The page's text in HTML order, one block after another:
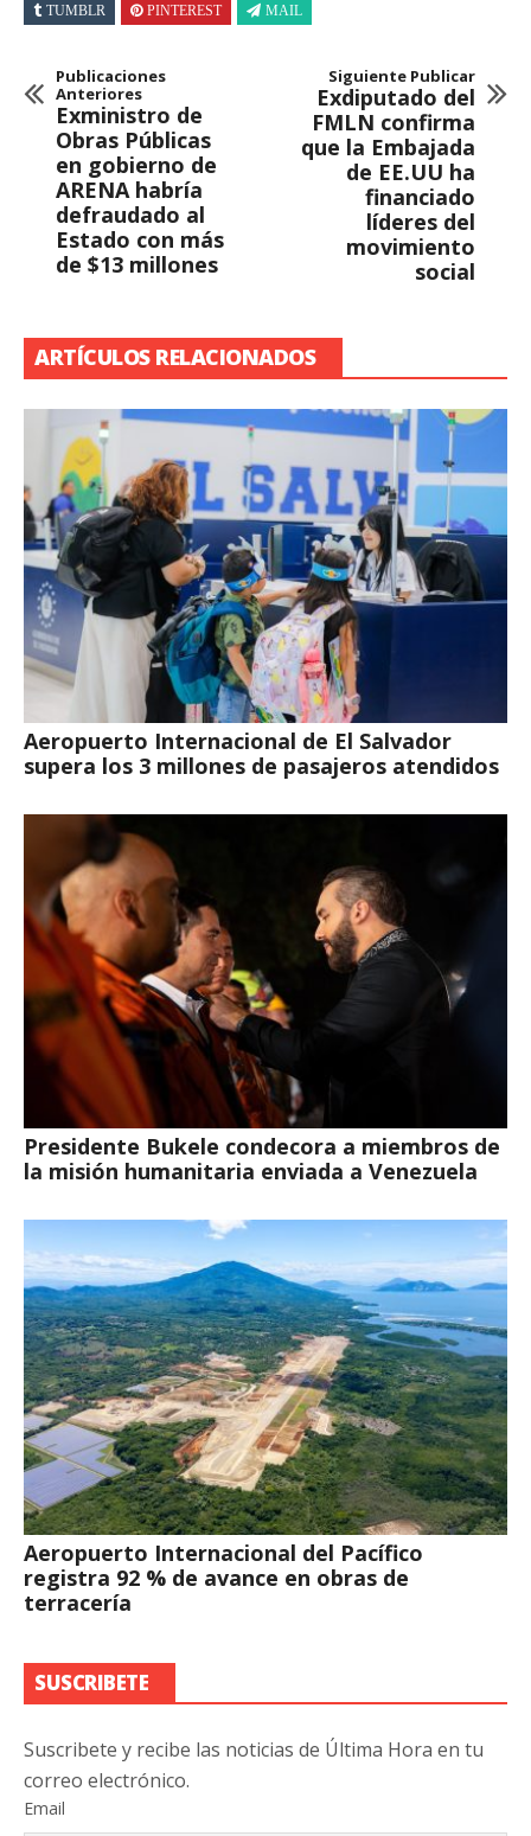
TUMBLR PINTEREST MAIL
Publicaciones
Anteriores
Exministro de
Obras Públicas
en gobierno de
ARENA habría
defraudado al
Estado con más
de $13 millones
Siguiente Publicar
Exdiputado del
FMLN confirma
que la Embajada
de EE.UU ha
financiado
líderes del
movimiento
social
ARTÍCULOS RELACIONADOS
Aeropuerto Internacional de El Salvador
supera los 3 millones de pasajeros atendidos
Presidente Bukele condecora a miembros de
la misión humanitaria enviada a Venezuela
Aeropuerto Internacional del Pacífico
registra 92 % de avance en obras de
terracería
SUSCRIBETE
Suscribete y recibe las noticias de Última Hora en tu
correo electrónico.
Email